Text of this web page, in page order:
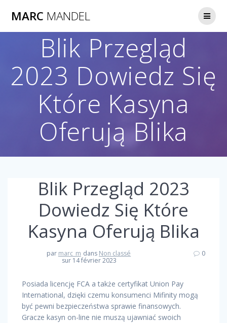
MARC MANDEL
Blik Przegląd
2023 Dowiedz Się
Które Kasyna
Oferują Blika
Blik Przegląd 2023
Dowiedz Się Które
Kasyna Oferują Blika
par marc_m dans Non classé
sur 14 février 2023
0
Posiada licencję FCA a także certyfikat Union Pay
International, dzięki czemu konsumenci Mifinity mogą
być pewni bezpieczeństwa sprawie finansowych.
Gracze kasyn on-line nie muszą ujawniać swoich